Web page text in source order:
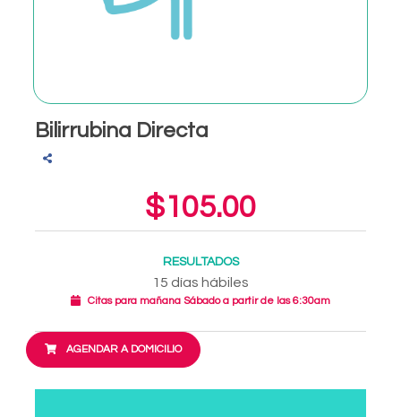
Bilirrubina Directa
$105.00
RESULTADOS
15 días hábiles
Citas para mañana Sábado a partir de las 6:30am
AGENDAR A DOMICILIO